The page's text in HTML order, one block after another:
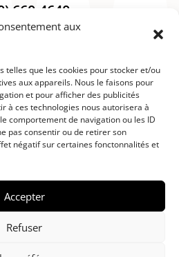
aux
telles que les cookies pour stocker et/ou
aux appareils. Nous le faisons pour
et pour afficher des publicités
à ces technologies nous autorisera à
comportement de navigation ou les ID
pas consentir ou de retirer son
négatif sur certaines fonctonnalités et
Accepter
Refuser
660-4640
de confidentialité